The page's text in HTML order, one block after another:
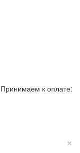
Принимаем к оплате:
×